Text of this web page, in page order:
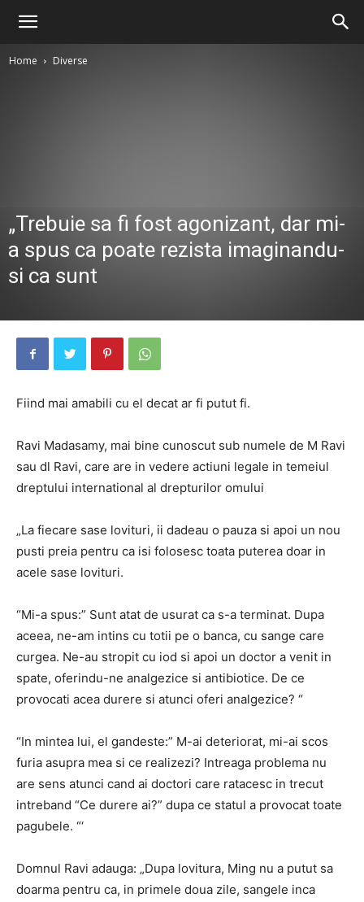
Home Diverse
„Trebuie sa fi fost agonizant, dar mi-
a spus ca poate rezista imaginandu-
si ca sunt
Fiind mai amabili cu el decat ar fi putut fi.
Ravi Madasamy, mai bine cunoscut sub numele de M Ravi
sau dl Ravi, care are in vedere actiuni legale in temeiul
dreptului international al drepturilor omului
„La fiecare sase lovituri, ii dadeau o pauza si apoi un nou
pusti preia pentru ca isi folosesc toata puterea doar in
acele sase lovituri.
“Mi-a spus:” Sunt atat de usurat ca s-a terminat. Dupa
aceea, ne-am intins cu totii pe o banca, cu sange care
curgea. Ne-au stropit cu iod si apoi un doctor a venit in
spate, oferindu-ne analgezice si antibiotice. De ce
provocati acea durere si atunci oferi analgezice? “
“In mintea lui, el gandeste:” M-ai deteriorat, mi-ai scos
furia asupra mea si ce realizezi? Intreaga problema nu
are sens atunci cand ai doctori care ratacesc in trecut
intreband “Ce durere ai?” dupa ce statul a provocat toate
pagubele. “‘
Domnul Ravi adauga: „Dupa lovitura, Ming nu a putut sa
doarma pentru ca, in primele doua zile, sangele inca